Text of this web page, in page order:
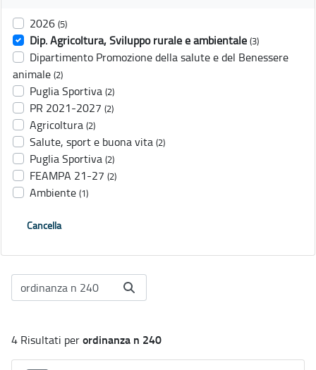
2026 (5)
Dip. Agricoltura, Sviluppo rurale e ambientale (3)
Dipartimento Promozione della salute e del Benessere
animale (2)
Puglia Sportiva (2)
PR 2021-2027 (2)
Agricoltura (2)
Salute, sport e buona vita (2)
Puglia Sportiva (2)
FEAMPA 21-27 (2)
Ambiente (1)
Cancella
4 Risultati perordinanza n 240